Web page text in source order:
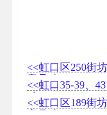
<<虹口区250街
意见稿)
<<虹口35-39、
<<虹口区189街